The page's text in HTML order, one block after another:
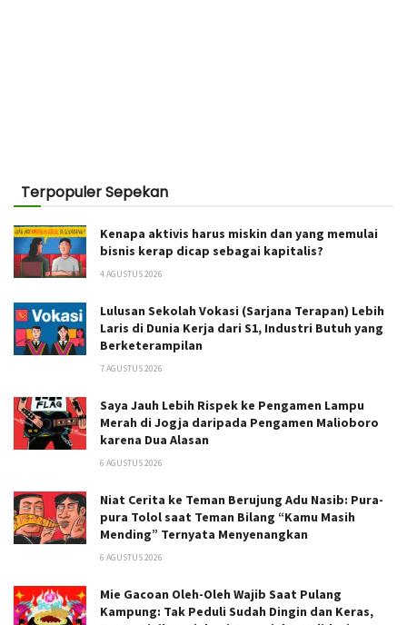
Terpopuler Sepekan
Kenapa aktivis harus miskin dan yang memulai
bisnis kerap dicap sebagai kapitalis?
4 AGUSTUS 2026
Lulusan Sekolah Vokasi (Sarjana Terapan) Lebih
Laris di Dunia Kerja dari S1, Industri Butuh yang
Berketerampilan
7 AGUSTUS 2026
Saya Jauh Lebih Rispek ke Pengamen Lampu
Merah di Jogja daripada Pengamen Malioboro
karena Dua Alasan
6 AGUSTUS 2026
Niat Cerita ke Teman Berujung Adu Nasib: Pura-
pura Tolol saat Teman Bilang “Kamu Masih
Mending” Ternyata Menyenangkan
6 AGUSTUS 2026
Mie Gacoan Oleh-Oleh Wajib Saat Pulang
Kampung: Tak Peduli Sudah Dingin dan Keras,